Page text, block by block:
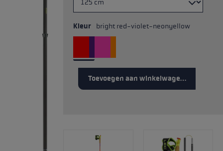
Kleur bright red-violet-neonyellow
Toevoegen aan winkelwagentje